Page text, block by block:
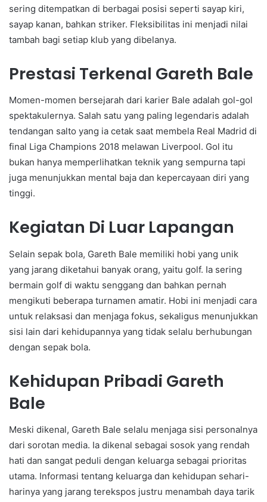
sering ditempatkan di berbagai posisi seperti sayap kiri,
sayap kanan, bahkan striker. Fleksibilitas ini menjadi nilai
tambah bagi setiap klub yang dibelanya.
Prestasi Terkenal Gareth Bale
Momen-momen bersejarah dari karier Bale adalah gol-gol
spektakulernya. Salah satu yang paling legendaris adalah
tendangan salto yang ia cetak saat membela Real Madrid di
final Liga Champions 2018 melawan Liverpool. Gol itu
bukan hanya memperlihatkan teknik yang sempurna tapi
juga menunjukkan mental baja dan kepercayaan diri yang
tinggi.
Kegiatan Di Luar Lapangan
Selain sepak bola, Gareth Bale memiliki hobi yang unik
yang jarang diketahui banyak orang, yaitu golf. Ia sering
bermain golf di waktu senggang dan bahkan pernah
mengikuti beberapa turnamen amatir. Hobi ini menjadi cara
untuk relaksasi dan menjaga fokus, sekaligus menunjukkan
sisi lain dari kehidupannya yang tidak selalu berhubungan
dengan sepak bola.
Kehidupan Pribadi Gareth
Bale
Meski dikenal, Gareth Bale selalu menjaga sisi personalnya
dari sorotan media. Ia dikenal sebagai sosok yang rendah
hati dan sangat peduli dengan keluarga sebagai prioritas
utama. Informasi tentang keluarga dan kehidupan sehari-
harinya yang jarang terekspos justru menambah daya tarik